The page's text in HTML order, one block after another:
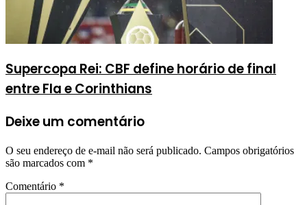
Supercopa Rei: CBF define horário de final
entre Fla e Corinthians
Deixe um comentário
O seu endereço de e-mail não será publicado. Campos obrigatórios
são marcados com *
Comentário *